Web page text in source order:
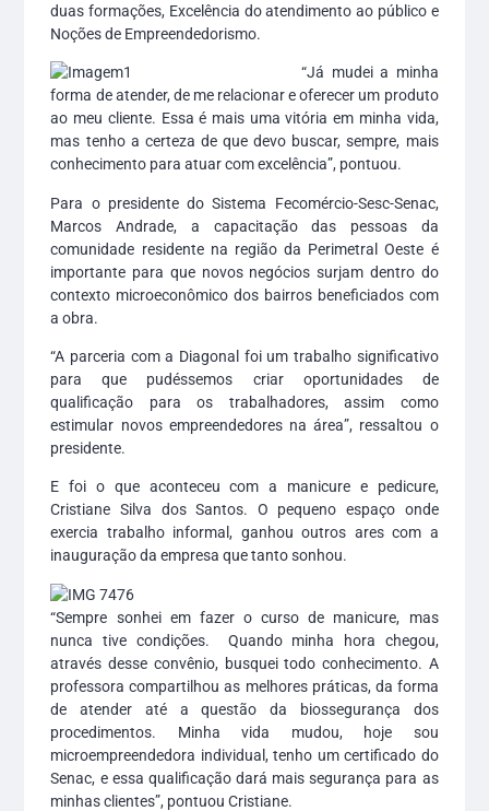
duas formações, Excelência do atendimento ao público e
Noções de Empreendedorismo.
“Já mudei a minha
forma de atender, de me relacionar e oferecer um produto
ao meu cliente. Essa é mais uma vitória em minha vida,
mas tenho a certeza de que devo buscar, sempre, mais
conhecimento para atuar com excelência”, pontuou.
Para o presidente do Sistema Fecomércio-Sesc-Senac,
Marcos Andrade, a capacitação das pessoas da
comunidade residente na região da Perimetral Oeste é
importante para que novos negócios surjam dentro do
contexto microeconômico dos bairros beneficiados com
a obra.
“A parceria com a Diagonal foi um trabalho significativo
para que pudéssemos criar oportunidades de
qualificação para os trabalhadores, assim como
estimular novos empreendedores na área”, ressaltou o
presidente.
E foi o que aconteceu com a manicure e pedicure,
Cristiane Silva dos Santos. O pequeno espaço onde
exercia trabalho informal, ganhou outros ares com a
inauguração da empresa que tanto sonhou.
“Sempre sonhei em fazer o curso de manicure, mas
nunca tive condições. Quando minha hora chegou,
através desse convênio, busquei todo conhecimento. A
professora compartilhou as melhores práticas, da forma
de atender até a questão da biossegurança dos
procedimentos. Minha vida mudou, hoje sou
microempreendedora individual, tenho um certificado do
Senac, e essa qualificação dará mais segurança para as
minhas clientes”, pontuou Cristiane.